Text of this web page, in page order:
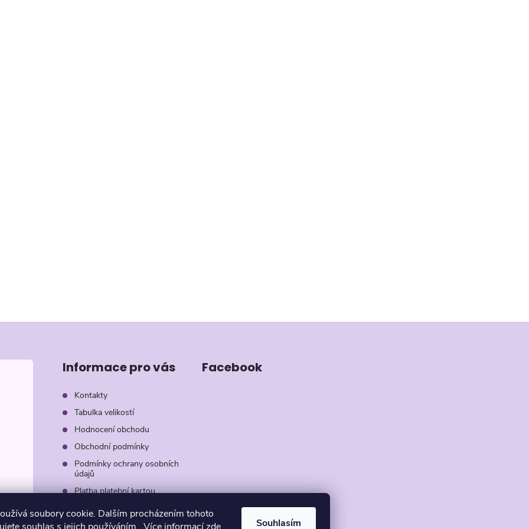
soubory cookie. Dalším procházením tohoto
Souhlasím
Informace pro vás
Kontakty
Tabulka velikostí
Hodnocení obchodu
Obchodní podmínky
Podmínky ochrany osobních
údajů
Platba platební kartou
Záruka AVON
Facebook